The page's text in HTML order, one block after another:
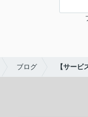
ブログ 【サー